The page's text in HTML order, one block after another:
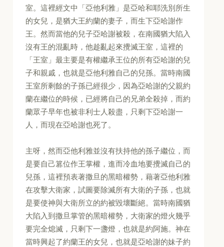
室。這裡經文中「亞他利雅」是亞哈和耶洗別所生
的女兒，是猶大王約蘭的妻子，而生下亞哈謝作
王。然而當他的兒子亞哈謝被殺，在南國猶大陷入
沒有王的混亂時，他趁亂起來攪滅王室，這裡的
「王室」最主要是有權繼承王位的所有亞哈謝的兒
子和親戚，也就是亞他利雅自己的兒孫。當時南國
王室所剩餘的子孫已經很少，因為亞哈謝的父親約
蘭在繼位的時候，已經將自己的兄弟全殺掉，而約
蘭眾子早年也被非利士人殺盡，只剩下亞哈謝一
人，而現在亞哈謝也死了。
主呀，然而亞他利雅並沒有扶持他的孫子繼位，而
是要自己篡位作王掌權，進而冷血地要攪滅自己的
兒孫，這裡預表著撒旦的黑暗權勢，藉著亞他利雅
在攻擊大衛家，試圖要除滅所有大衛的子孫，也就
是要使神與大衛所立的約被毀壞斷絕。當時南國猶
大陷入到撒旦掌管的黑暗權勢，大衛家的燈火幾乎
要完全熄滅，只剩下一盞燈，也就是約阿施。神在
當時興起了約蘭王的女兒，也就是亞哈謝的妹子約